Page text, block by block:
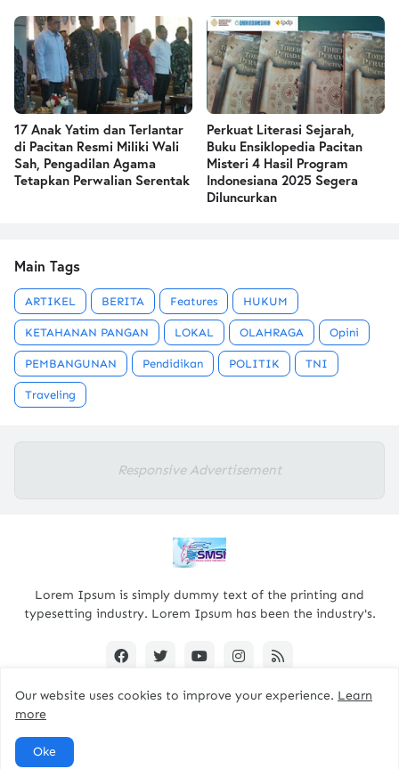
17 Anak Yatim dan Terlantar
di Pacitan Resmi Miliki Wali
Sah, Pengadilan Agama
Tetapkan Perwalian Serentak
Perkuat Literasi Sejarah,
Buku Ensiklopedia Pacitan
Misteri 4 Hasil Program
Indonesiana 2025 Segera
Diluncurkan
Main Tags
ARTIKEL BERITA Features HUKUM
KETAHANAN PANGAN LOKAL OLAHRAGA Opini
PEMBANGUNAN Pendidikan POLITIK TNI
Traveling
Responsive Advertisement
Lorem Ipsum is simply dummy text of the printing and
typesetting industry. Lorem Ipsum has been the industry's.
Our website uses cookies to improve your experience. Learn
more
Oke